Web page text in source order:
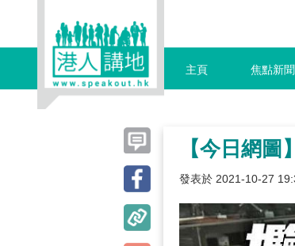
主頁 焦點新聞
【今日網
發表於 2021-10-27